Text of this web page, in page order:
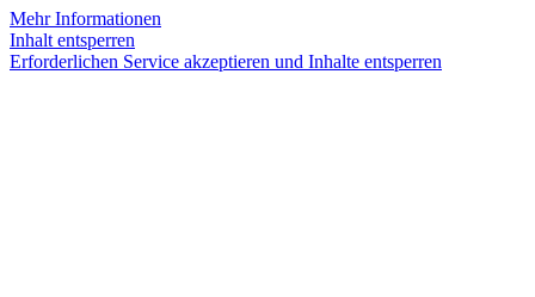
Mehr Informationen
Inhalt entsperren
Erforderlichen Service akzeptieren und Inhalte entsperren